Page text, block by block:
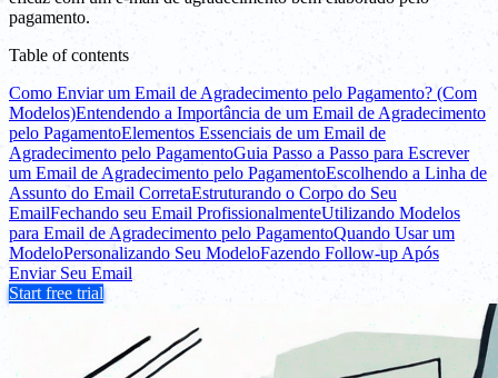
pagamento.
Table of contents
Como Enviar um Email de Agradecimento pelo Pagamento? (Com
Modelos)Entendendo a Importância de um Email de Agradecimento
pelo PagamentoElementos Essenciais de um Email de
Agradecimento pelo PagamentoGuia Passo a Passo para Escrever
um Email de Agradecimento pelo PagamentoEscolhendo a Linha de
Assunto do Email CorretaEstruturando o Corpo do Seu
EmailFechando seu Email ProfissionalmenteUtilizando Modelos
para Email de Agradecimento pelo PagamentoQuando Usar um
ModeloPersonalizando Seu ModeloFazendo Follow-up Após
Enviar Seu Email
Start free trial